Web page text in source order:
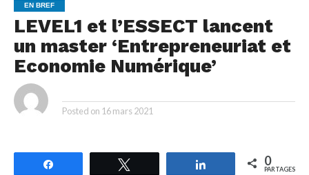
EN BREF
LEVEL1 et l’ESSECT lancent
un master ‘Entrepreneuriat et
Economie Numérique’
Posted on 16 mars 2021
Partagez 0
PARTAGES